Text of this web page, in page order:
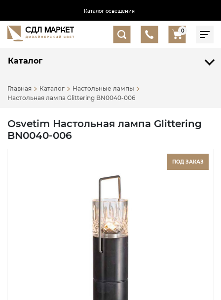
Каталог освещения
0
Каталог
Главная Каталог
Настольные лампы
Настольная лампа Glittering BN0040-006
Osvetim Настольная лампа Glittering
BN0040-006
ПОД ЗАКАЗ